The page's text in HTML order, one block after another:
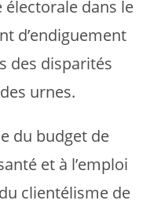
électorale dans le
d’endiguement
des disparités
urnes.
du budget de
et à l’emploi
clientélisme de